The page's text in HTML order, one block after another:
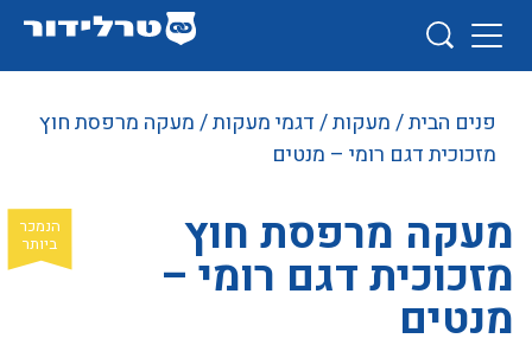
פנים הבית/מעקות/דגמי מעקות/ מעקה מרפסת חוץ
מזכוכית דגם רומי – מנטים
מעקה מרפסת חוץ
מזכוכית דגם רומי –
מנטים